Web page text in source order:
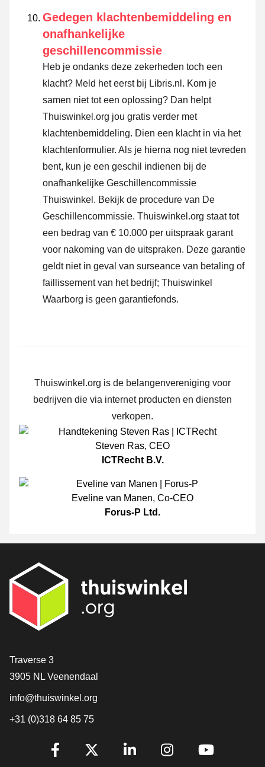
Gedegen klachtenbemiddeling en
onafhankelijke
geschillencommissie
Heb je ondanks deze zekerheden toch een
klacht? Meld het eerst bij Libris.nl. Kom je
samen niet tot een oplossing? Dan helpt
Thuiswinkel.org jou gratis verder met
klachtenbemiddeling. Dien een klacht in via het
klachtenformulier. Als je hierna nog niet tevreden
bent, kun je een geschil indienen bij de
onafhankelijke Geschillencommissie
Thuiswinkel. Bekijk de procedure van De
Geschillencommissie. Thuiswinkel.org staat tot
een bedrag van € 10.000 per uitspraak garant
voor nakoming van de uitspraken. Deze garantie
geldt niet in geval van surseance van betaling of
faillissement van het bedrijf; Thuiswinkel
Waarborg is geen garantiefonds.
Thuiswinkel.org is de belangenvereniging voor
bedrijven die via internet producten en diensten
verkopen.
Steven Ras, CEO
ICTRecht B.V.
Eveline van Manen, Co-CEO
Forus-P Ltd.
Contact
Traverse 3
3905 NL Veenendaal
info@thuiswinkel.org
+31 (0)318 64 85 75
Volg je ons al?